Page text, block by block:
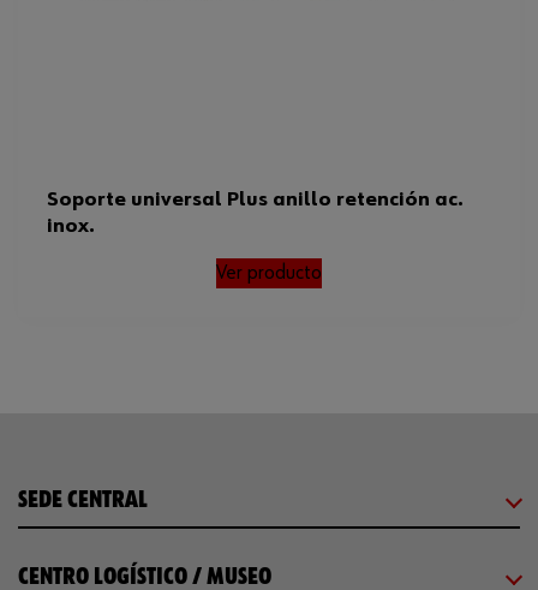
Soporte universal Plus anillo retención ac.
inox.
Ver producto
SEDE CENTRAL
CENTRO LOGÍSTICO / MUSEO